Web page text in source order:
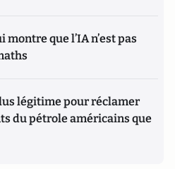
que l’IA n’est pas
légitime pour réclamer
du pétrole américains que